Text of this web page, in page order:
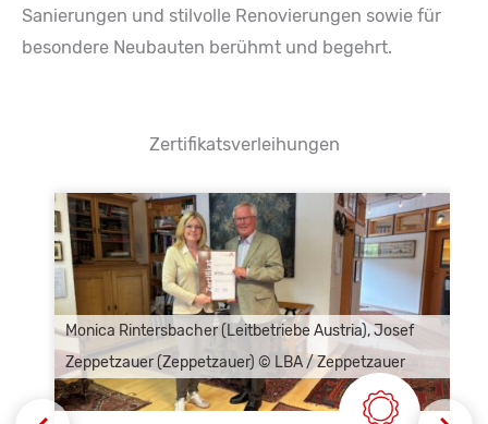
Sanierungen und stilvolle Renovierungen sowie für
besondere Neubauten berühmt und begehrt.
Zertifikatsverleihungen
Monica Rintersbacher (Leitbetriebe Austria), Josef
Zeppetzauer (Zeppetzauer) © LBA / Zeppetzauer